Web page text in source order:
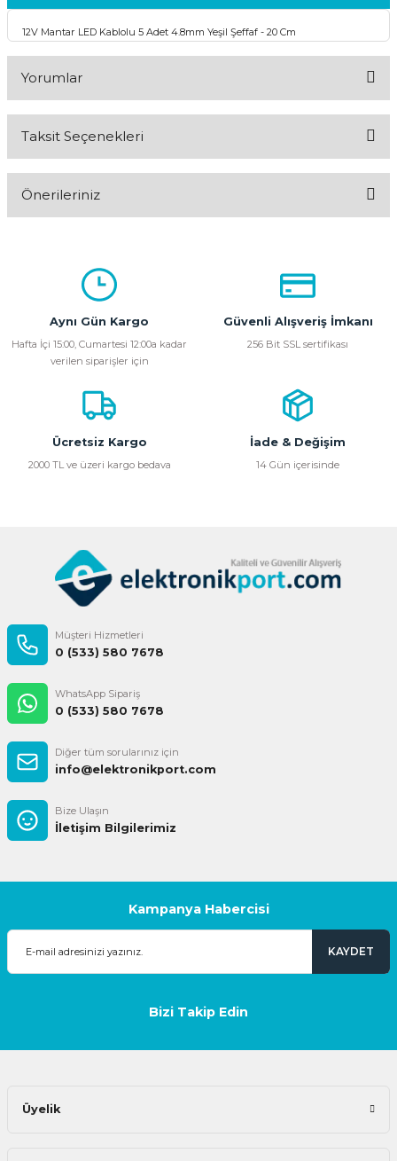
12V Mantar LED Kablolu 5 Adet 4.8mm Yeşil Şeffaf - 20 Cm
Yorumlar
Taksit Seçenekleri
Önerileriniz
kullanarak tarafımıza iletebilirsiniz.
Görüş ve önerileriniz için teşekkür ederiz.
Ürün açıklamasında eksik bilgiler bulunuyor.
Ürün bilgilerinde hatalar bulunuyor.
Ürün fiyatı diğer sitelerden daha pahalı.
Bu ürüne benzer farklı alternatifler olmalı.
Aynı Gün Kargo
Hafta İçi 15:00, Cumartesi 12:00a kadar
verilen siparişler için
Güvenli Alışveriş İmkanı
256 Bit SSL sertifikası
Ücretsiz Kargo
2000 TL ve üzeri kargo bedava
İade & Değişim
14 Gün içerisinde
Müşteri Hizmetleri
0 (533) 580 7678
WhatsApp Sipariş
0 (533) 580 7678
Diğer tüm sorularınız için
info@elektronikport.com
Bize Ulaşın
İletişim Bilgilerimiz
Kampanya Habercisi
KAYDET
Bizi Takip Edin
Üyelik